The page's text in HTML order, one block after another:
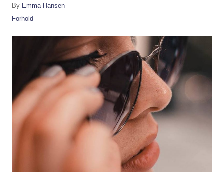
By A
u
h
Emma Hansen
C
a
e
Forhold